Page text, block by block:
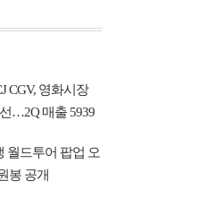
CGV, 영화시장
…2Q 매출 5939
월드투어 팝업 오
봉 공개